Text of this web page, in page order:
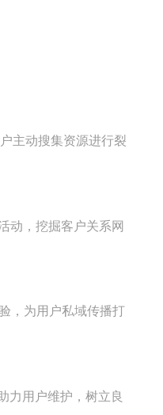
主动搜集资源进行裂
动，挖掘客户关系网
，为用户私域传播打
力用户维护，树立良